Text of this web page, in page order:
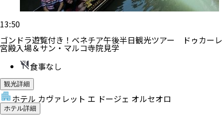
13:50
ゴンドラ遊覧付き！ベネチア午後半日観光ツアー ドゥカーレ
宮殿入場＆サン・マルコ寺院見学
食事なし
観光詳細
ホテル カヴァレット エ ドージェ オルセオロ
ホテル詳細